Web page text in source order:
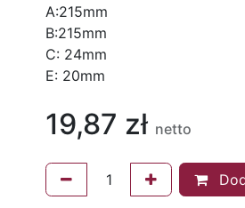
A:215mm
B:215mm
C: 24mm
E: 20mm
19,87 zł netto